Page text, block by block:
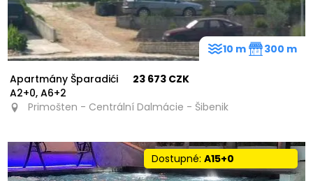
Apartmány Šparadići
A2+0, A6+2
23 673 CZK
Primošten - Centrální Dalmácie - Šibenik
10 m 300 m
Dostupné:A15+0